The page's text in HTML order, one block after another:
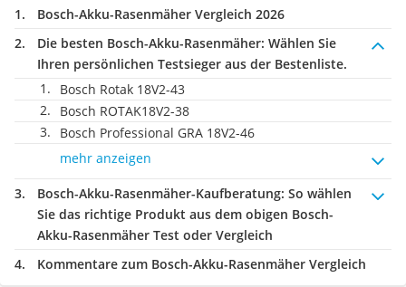
Bosch-Akku-Rasenmäher Vergleich 2026
Die besten Bosch-Akku-Rasenmäher: Wählen Sie
Ihren persönlichen Testsieger aus der Bestenliste.
Bosch Rotak 18V2-43
Bosch ROTAK18V2-38
Bosch Professional GRA 18V2-46
mehr anzeigen
Bosch-Akku-Rasenmäher-Kaufberatung: So wählen
Sie das richtige Produkt aus dem obigen Bosch-
Akku-Rasenmäher Test oder Vergleich
Kommentare zum Bosch-Akku-Rasenmäher Vergleich